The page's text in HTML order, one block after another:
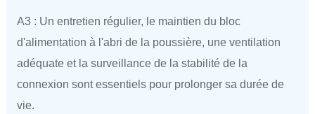
A3 : Un entretien régulier, le maintien du bloc
d'alimentation à l'abri de la poussière, une ventilation
adéquate et la surveillance de la stabilité de la
connexion sont essentiels pour prolonger sa durée de
vie.